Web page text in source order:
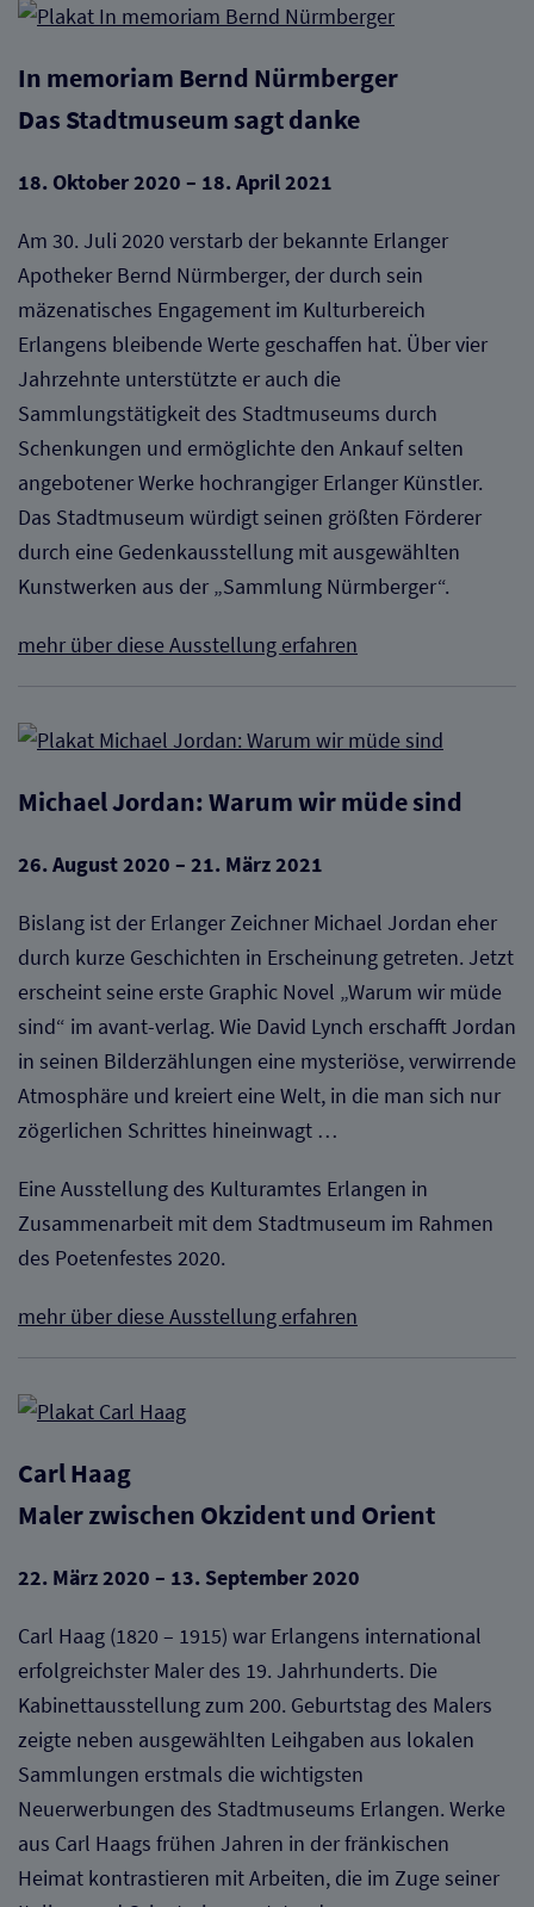
In memoriam Bernd Nürmberger
Das Stadtmuseum sagt danke
18. Oktober 2020 – 18. April 2021
Am 30. Juli 2020 verstarb der bekannte Erlanger
Apotheker Bernd Nürmberger, der durch sein
mäzenatisches Engagement im Kulturbereich
Erlangens bleibende Werte geschaffen hat. Über vier
Jahrzehnte unterstützte er auch die
Sammlungstätigkeit des Stadtmuseums durch
Schenkungen und ermöglichte den Ankauf selten
angebotener Werke hochrangiger Erlanger Künstler.
Das Stadtmuseum würdigt seinen größten Förderer
durch eine Gedenkausstellung mit ausgewählten
Kunstwerken aus der „Sammlung Nürmberger“.
mehr über diese Ausstellung erfahren
Michael Jordan: Warum wir müde sind
26. August 2020 – 21. März 2021
Bislang ist der Erlanger Zeichner Michael Jordan eher
durch kurze Geschichten in Erscheinung getreten. Jetzt
erscheint seine erste Graphic Novel „Warum wir müde
sind“ im avant-verlag. Wie David Lynch erschafft Jordan
in seinen Bilderzählungen eine mysteriöse, verwirrende
Atmosphäre und kreiert eine Welt, in die man sich nur
zögerlichen Schrittes hineinwagt …
Eine Ausstellung des Kulturamtes Erlangen in
Zusammenarbeit mit dem Stadtmuseum im Rahmen
des Poetenfestes 2020.
mehr über diese Ausstellung erfahren
Carl Haag
Maler zwischen Okzident und Orient
22. März 2020 – 13. September 2020
Carl Haag (1820 – 1915) war Erlangens international
erfolgreichster Maler des 19. Jahrhunderts. Die
Kabinettausstellung zum 200. Geburtstag des Malers
zeigte neben ausgewählten Leihgaben aus lokalen
Sammlungen erstmals die wichtigsten
Neuerwerbungen des Stadtmuseums Erlangen. Werke
aus Carl Haags frühen Jahren in der fränkischen
Heimat kontrastieren mit Arbeiten, die im Zuge seiner